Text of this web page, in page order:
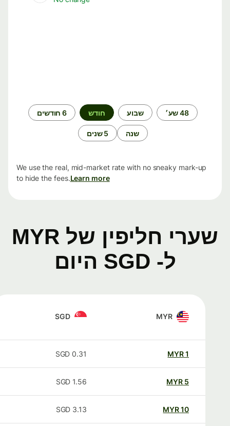
48 שע׳ שבוע חודש 6 חודשים
שנה 5 שנים
We use the real, mid-market rate with no sneaky mark-up
to hide the fees.Learn more
שערי חליפין של MYR
ל- SGD היום
MYR
SGD
MYR
0.31
SGD
MYR
1.56
SGD
MYR
3.13
SGD